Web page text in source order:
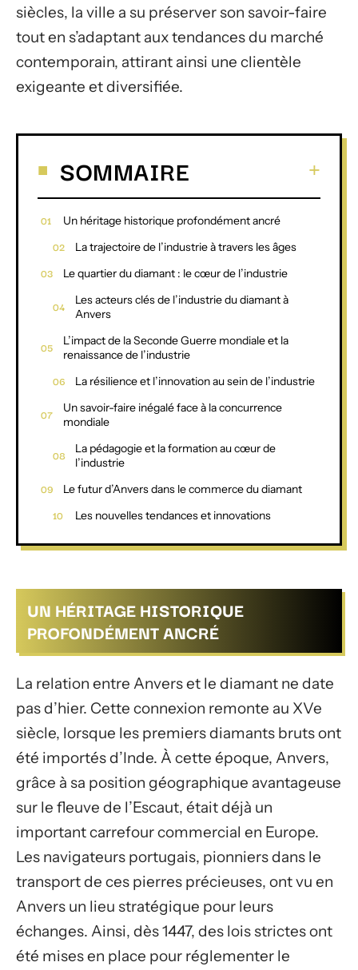
siècles, la ville a su préserver son savoir-faire
tout en s’adaptant aux tendances du marché
contemporain, attirant ainsi une clientèle
exigeante et diversifiée.
SOMMAIRE
Un héritage historique profondément ancré
La trajectoire de l’industrie à travers les âges
Le quartier du diamant : le cœur de l’industrie
Les acteurs clés de l’industrie du diamant à
Anvers
L’impact de la Seconde Guerre mondiale et la
renaissance de l’industrie
La résilience et l’innovation au sein de l’industrie
Un savoir-faire inégalé face à la concurrence
mondiale
La pédagogie et la formation au cœur de
l’industrie
Le futur d’Anvers dans le commerce du diamant
Les nouvelles tendances et innovations
UN HÉRITAGE HISTORIQUE
PROFONDÉMENT ANCRÉ
La relation entre Anvers et le diamant ne date
pas d’hier. Cette connexion remonte au XVe
siècle, lorsque les premiers diamants bruts ont
été importés d’Inde. À cette époque, Anvers,
grâce à sa position géographique avantageuse
sur le fleuve de l’Escaut, était déjà un
important carrefour commercial en Europe.
Les navigateurs portugais, pionniers dans le
transport de ces pierres précieuses, ont vu en
Anvers un lieu stratégique pour leurs
échanges. Ainsi, dès 1447, des lois strictes ont
été mises en place pour réglementer le